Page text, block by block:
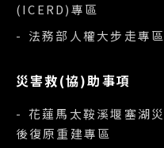
(ICERD)專區
- 法務部人權大步走專區
災害救(協)助事項
- 花蓮馬太鞍溪堰塞湖災
後復原重建專區